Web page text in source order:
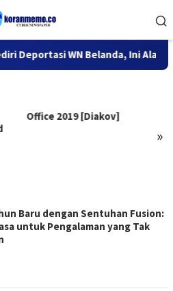
WN Belanda, Ini Alasannya
»
Office 2019 [Diakov]
Baru dengan Sentuhan Fusion:
untuk Pengalaman yang Tak